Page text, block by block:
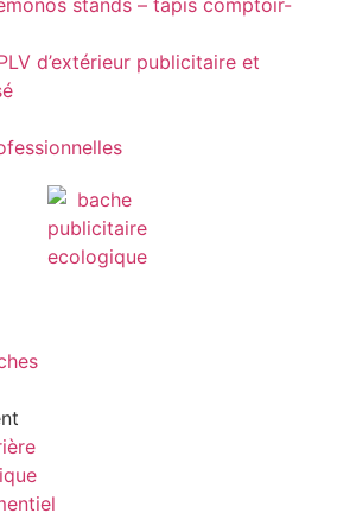
stands – tapis comptoir-
d’extérieur publicitaire et